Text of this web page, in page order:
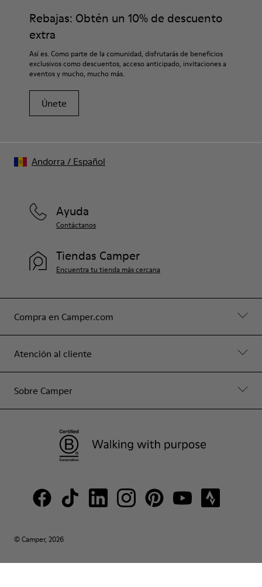
Rebajas: Obtén un 10% de descuento
extra
Así es. Como parte de la comunidad, disfrutarás de beneficios
exclusivos como descuentos, acceso anticipado, invitaciones a
eventos y mucho, mucho más.
Únete
Compra en Camper.com
Atención al cliente
Sobre Camper
Ayuda
Contáctanos
Tiendas Camper
Encuentra tu tienda más cercana
© Camper, 2026
Andorra / Español